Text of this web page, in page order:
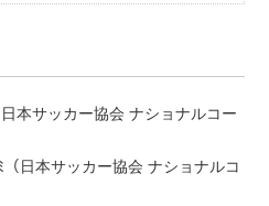
本サッカー協会 ナショナルコー
日本サッカー協会 ナショナルコ